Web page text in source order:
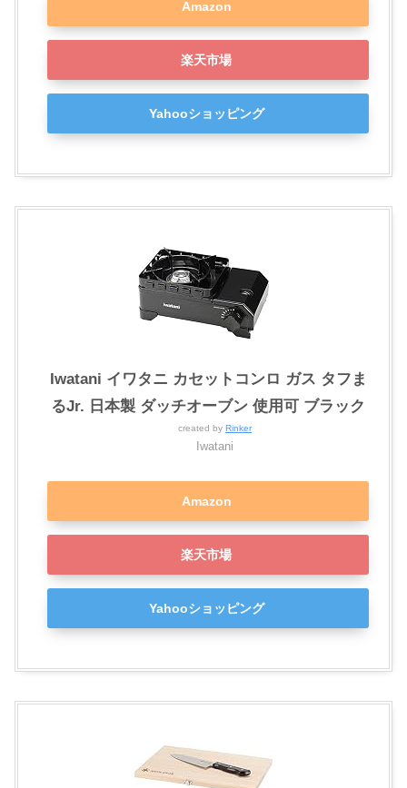
Amazon
楽天市場
Yahooショッピング
Iwatani イワタニ カセットコンロ ガス タフま
るJr. 日本製 ダッチオーブン 使用可 ブラック
created by Rinker
Iwatani
Amazon
楽天市場
Yahooショッピング